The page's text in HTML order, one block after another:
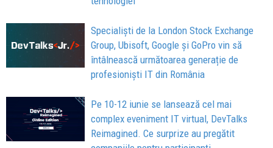
Specialiști de la London Stock Exchange
Group, Ubisoft, Google și GoPro vin să
întâlnească următoarea generație de
profesioniști IT din România
Pe 10-12 iunie se lansează cel mai
complex eveniment IT virtual, DevTalks
Reimagined. Ce surprize au pregătit